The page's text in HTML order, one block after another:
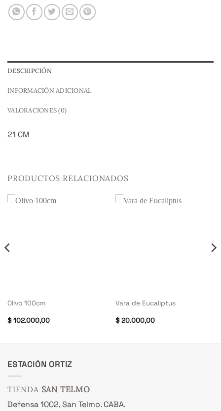
DESCRIPCIÓN
INFORMACIÓN ADICIONAL
VALORACIONES (0)
21 CM
PRODUCTOS RELACIONADOS
Olivo 100cm
$102.000,00
Vara de Eucaliptus
$20.000,00
ESTACIÓN ORTIZ
TIENDA SAN TELMO
Defensa 1002, San Telmo. CABA.